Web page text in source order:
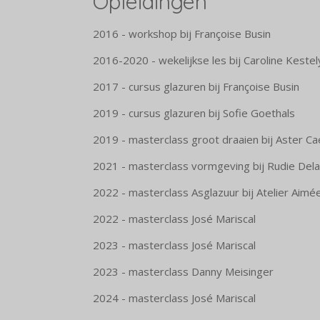
2016 - workshop bij Françoise Busin
2016-2020 - wekelijkse les bij Caroline
2017 - cursus glazuren bij Françoise Busin
2019 - cursus glazuren bij Sofie Goethals
2019 - masterclass groot draaien bij Aster
2021 - masterclass vormgeving bij Rudie
2022 - masterclass Asglazuur bij Atelier
2022 - masterclass José Mariscal
2023 - masterclass José Mariscal
2023 - masterclass Danny Meisinger
2024 - masterclass José Mariscal